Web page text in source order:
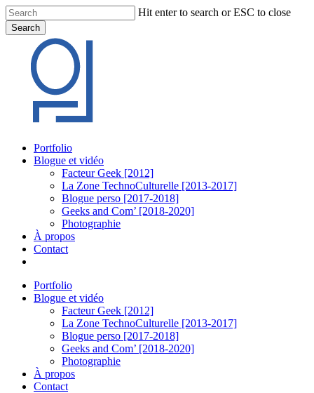
Skip
to
main
content
Hit enter to search or ESC to close
Search
Search
Menu
Portfolio
Blogue et vidéo
Facteur Geek [2012]
La Zone TechnoCulturelle [2013-2017]
Blogue perso [2017-2018]
Geeks and Com’ [2018-2020]
Photographie
À propos
Contact
Portfolio
Blogue et vidéo
Facteur Geek [2012]
La Zone TechnoCulturelle [2013-2017]
Blogue perso [2017-2018]
Geeks and Com’ [2018-2020]
Photographie
À propos
Contact